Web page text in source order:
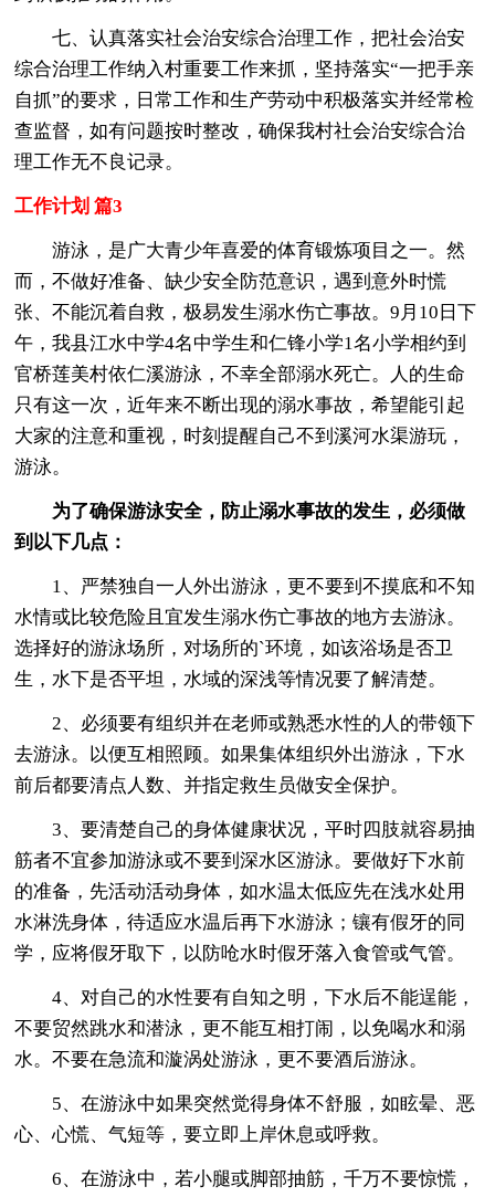
七、认真落实社会治安综合治理工作，把社会治安
综合治理工作纳入村重要工作来抓，坚持落实“一把手亲
自抓”的要求，日常工作和生产劳动中积极落实并经常检
查监督，如有问题按时整改，确保我村社会治安综合治
理工作无不良记录。
工作计划 篇3
游泳，是广大青少年喜爱的体育锻炼项目之一。然
而，不做好准备、缺少安全防范意识，遇到意外时慌
张、不能沉着自救，极易发生溺水伤亡事故。9月10日下
午，我县江水中学4名中学生和仁锋小学1名小学相约到
官桥莲美村依仁溪游泳，不幸全部溺水死亡。人的生命
只有这一次，近年来不断出现的溺水事故，希望能引起
大家的注意和重视，时刻提醒自己不到溪河水渠游玩，
游泳。
为了确保游泳安全，防止溺水事故的发生，必须做
到以下几点：
1、严禁独自一人外出游泳，更不要到不摸底和不知
水情或比较危险且宜发生溺水伤亡事故的地方去游泳。
选择好的游泳场所，对场所的`环境，如该浴场是否卫
生，水下是否平坦，水域的深浅等情况要了解清楚。
2、必须要有组织并在老师或熟悉水性的人的带领下
去游泳。以便互相照顾。如果集体组织外出游泳，下水
前后都要清点人数、并指定救生员做安全保护。
3、要清楚自己的身体健康状况，平时四肢就容易抽
筋者不宜参加游泳或不要到深水区游泳。要做好下水前
的准备，先活动活动身体，如水温太低应先在浅水处用
水淋洗身体，待适应水温后再下水游泳；镶有假牙的同
学，应将假牙取下，以防呛水时假牙落入食管或气管。
4、对自己的水性要有自知之明，下水后不能逞能，
不要贸然跳水和潜泳，更不能互相打闹，以免喝水和溺
水。不要在急流和漩涡处游泳，更不要酒后游泳。
5、在游泳中如果突然觉得身体不舒服，如眩晕、恶
心、心慌、气短等，要立即上岸休息或呼救。
6、在游泳中，若小腿或脚部抽筋，千万不要惊慌，